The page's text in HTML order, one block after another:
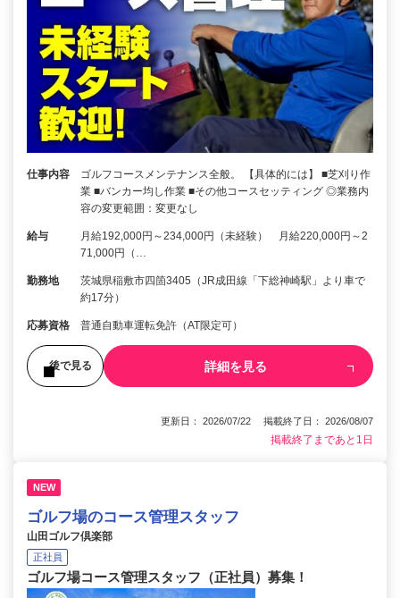
仕事内容
ゴルフコースメンテナンス全般。 【具体的には】 ■芝刈り作
業 ■バンカー均し作業 ■その他コースセッティング ◎業務内
容の変更範囲：変更なし
給与
月給192,000円～234,000円（未経験） 月給220,000円～2
71,000円（…
勤務地
茨城県稲敷市四箇3405（JR成田線「下総神崎駅」より車で
約17分）
応募資格 普通自動車運転免許（AT限定可）
後で見る 詳細を見る
更新日： 2026/07/22 掲載終了日： 2026/08/07
掲載終了まであと1日
NEW
ゴルフ場のコース管理スタッフ
山田ゴルフ倶楽部
正社員
ゴルフ場コース管理スタッフ（正社員）募集！